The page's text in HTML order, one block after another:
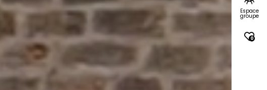
Espace
groupe
0